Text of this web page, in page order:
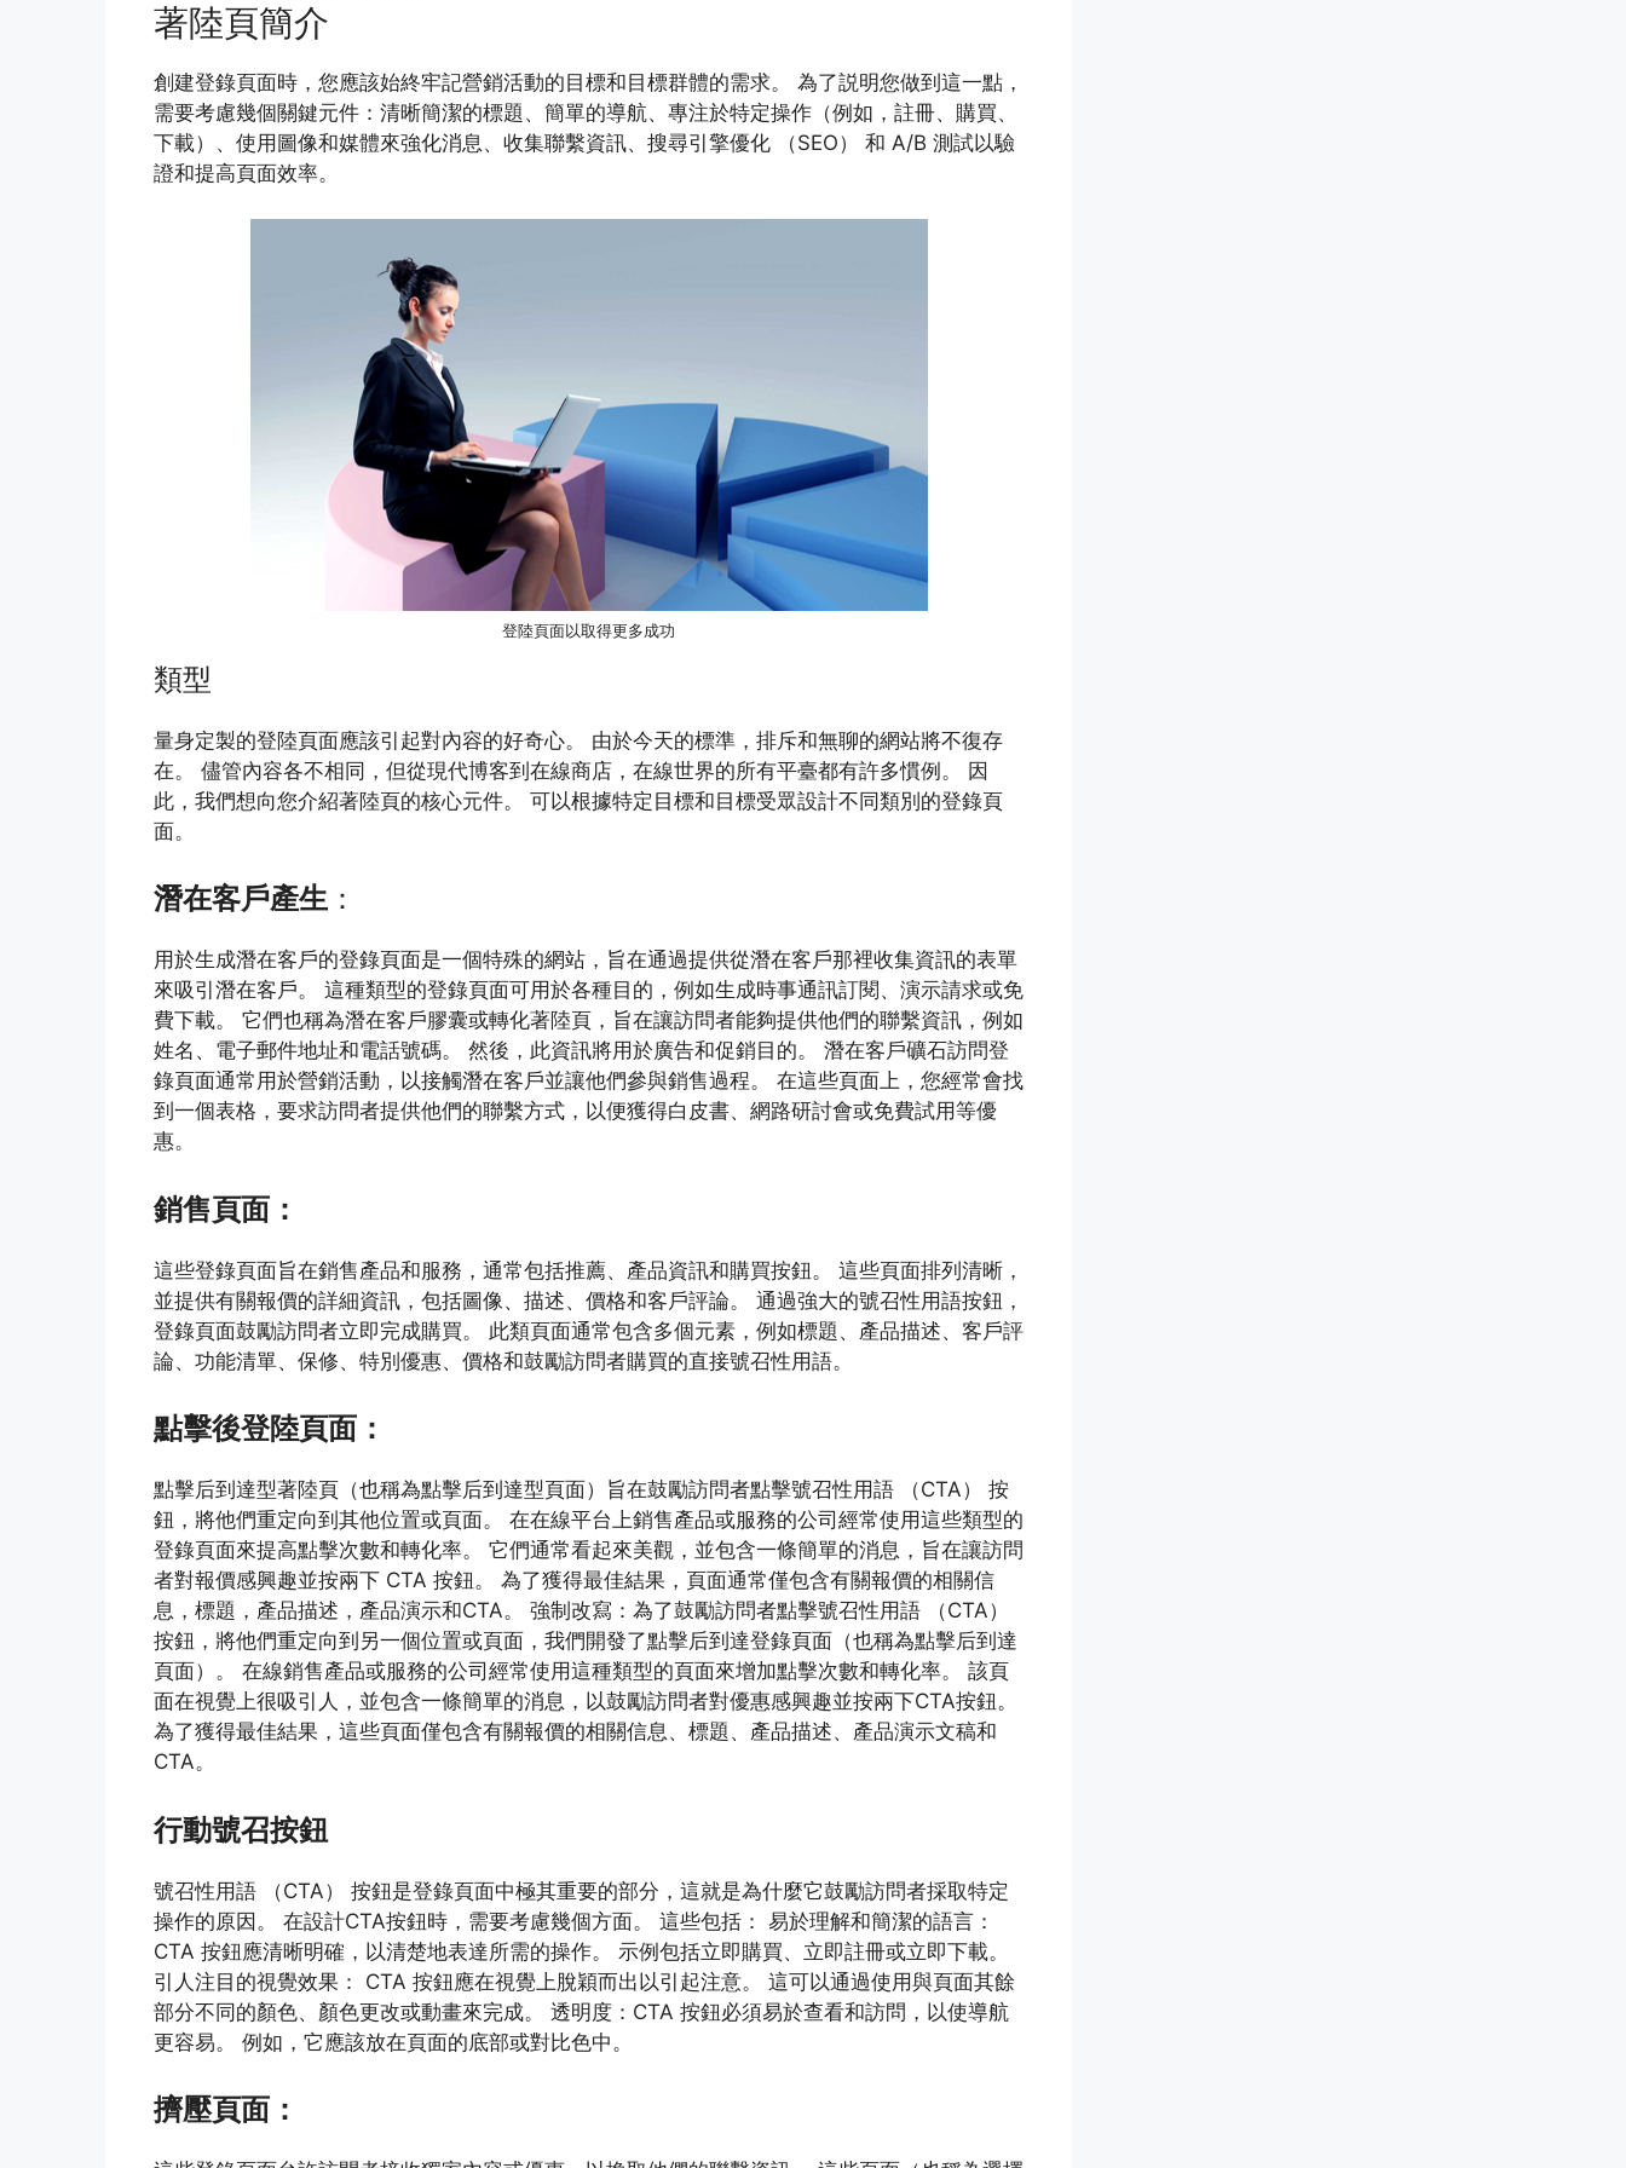
著陸頁簡介
創建登錄頁面時，您應該始終牢記營銷活動的目標和目標群體的需求。 為了説明您做到這一點，
需要考慮幾個關鍵元件：清晰簡潔的標題、簡單的導航、專注於特定操作（例如，註冊、購買、
下載）、使用圖像和媒體來強化消息、收集聯繫資訊、搜尋引擎優化 （SEO） 和 A/B 測試以驗
證和提高頁面效率。
登陸頁面以取得更多成功
類型
量身定製的登陸頁面應該引起對內容的好奇心。 由於今天的標準，排斥和無聊的網站將不復存
在。 儘管內容各不相同，但從現代博客到在線商店，在線世界的所有平臺都有許多慣例。 因
此，我們想向您介紹著陸頁的核心元件。 可以根據特定目標和目標受眾設計不同類別的登錄頁
面。
潛在客戶產生 ：
用於生成潛在客戶的登錄頁面是一個特殊的網站，旨在通過提供從潛在客戶那裡收集資訊的表單
來吸引潛在客戶。 這種類型的登錄頁面可用於各種目的，例如生成時事通訊訂閱、演示請求或免
費下載。 它們也稱為潛在客戶膠囊或轉化著陸頁，旨在讓訪問者能夠提供他們的聯繫資訊，例如
姓名、電子郵件地址和電話號碼。 然後，此資訊將用於廣告和促銷目的。 潛在客戶礦石訪問登
錄頁面通常用於營銷活動，以接觸潛在客戶並讓他們參與銷售過程。 在這些頁面上，您經常會找
到一個表格，要求訪問者提供他們的聯繫方式，以便獲得白皮書、網路研討會或免費試用等優
惠。
銷售頁面：
這些登錄頁面旨在銷售產品和服務，通常包括推薦、產品資訊和購買按鈕。 這些頁面排列清晰，
並提供有關報價的詳細資訊，包括圖像、描述、價格和客戶評論。 通過強大的號召性用語按鈕，
登錄頁面鼓勵訪問者立即完成購買。 此類頁面通常包含多個元素，例如標題、產品描述、客戶評
論、功能清單、保修、特別優惠、價格和鼓勵訪問者購買的直接號召性用語。
點擊後登陸頁面：
點擊后到達型著陸頁（也稱為點擊后到達型頁面）旨在鼓勵訪問者點擊號召性用語 （CTA） 按
鈕，將他們重定向到其他位置或頁面。 在在線平台上銷售產品或服務的公司經常使用這些類型的
登錄頁面來提高點擊次數和轉化率。 它們通常看起來美觀，並包含一條簡單的消息，旨在讓訪問
者對報價感興趣並按兩下 CTA 按鈕。 為了獲得最佳結果，頁面通常僅包含有關報價的相關信
息，標題，產品描述，產品演示和CTA。 強制改寫：為了鼓勵訪問者點擊號召性用語 （CTA）
按鈕，將他們重定向到另一個位置或頁面，我們開發了點擊后到達登錄頁面（也稱為點擊后到達
頁面）。 在線銷售產品或服務的公司經常使用這種類型的頁面來增加點擊次數和轉化率。 該頁
面在視覺上很吸引人，並包含一條簡單的消息，以鼓勵訪問者對優惠感興趣並按兩下CTA按鈕。
為了獲得最佳結果，這些頁面僅包含有關報價的相關信息、標題、產品描述、產品演示文稿和
CTA。
行動號召按鈕
號召性用語 （CTA） 按鈕是登錄頁面中極其重要的部分，這就是為什麼它鼓勵訪問者採取特定
操作的原因。 在設計CTA按鈕時，需要考慮幾個方面。 這些包括： 易於理解和簡潔的語言：
CTA 按鈕應清晰明確，以清楚地表達所需的操作。 示例包括立即購買、立即註冊或立即下載。
引人注目的視覺效果： CTA 按鈕應在視覺上脫穎而出以引起注意。 這可以通過使用與頁面其餘
部分不同的顏色、顏色更改或動畫來完成。 透明度：CTA 按鈕必須易於查看和訪問，以使導航
更容易。 例如，它應該放在頁面的底部或對比色中。
擠壓頁面：